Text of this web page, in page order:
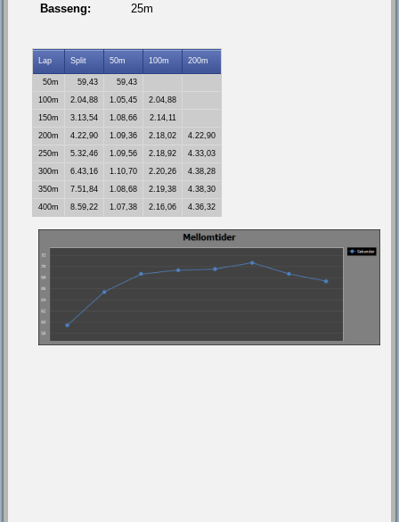
Basseng:
25m
Lap Split 50m 100m 200m
50m 59,43
59,43
100m
2.04,88 1.05,45
2.04,88
150m
3.13,54 1.08,66
2.14,11
200m
4.22,90 1.09,36 2.18,02
4.22,90
250m
5.32,46 1.09,56 2.18,92
4.33,03
300m
6.43,16 1.10,70 2.20,26
4.38,28
350m
7.51,84 1.08,68 2.19,38
4.38,30
400m
8.59,22 1.07,38 2.16,06 4.36,32